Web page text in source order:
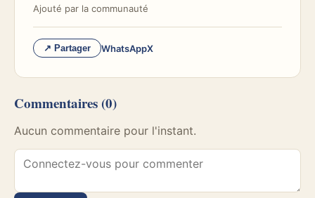
Ajouté par la communauté
↗ Partager WhatsAppX
Commentaires (0)
Aucun commentaire pour l'instant.